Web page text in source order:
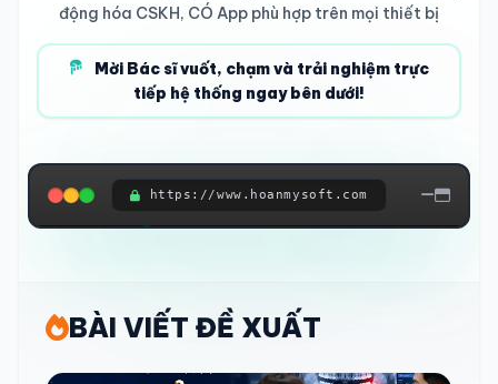
động hóa CSKH, CÓ App phù hợp trên mọi thiết bị
Mời Bác sĩ vuốt, chạm và trải nghiệm trực
tiếp hệ thống ngay bên dưới!
https://www.hoanmysoft.com
BÀI VIẾT ĐỀ XUẤT